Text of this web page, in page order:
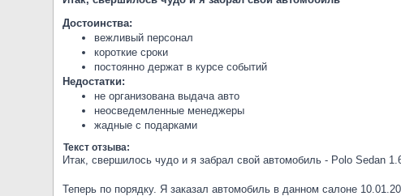
Достоинства:
вежливый персонал
короткие сроки
постоянно держат в курсе событий
Недостатки:
не организована выдача авто
неосведемленные менеджеры
жадные с подарками
Текст отзыва:
Итак, свершилось чудо и я забрал свой автомобиль - Polo Sedan
Теперь по порядку. Я заказал автомобиль в данном салоне